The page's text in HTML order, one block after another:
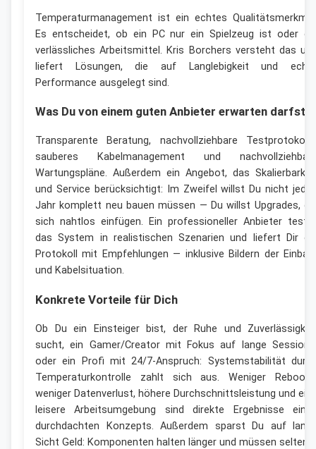
Temperaturmanagement ist ein echtes
Es entscheidet, ob ein PC nur ein Spielzeug ist oder
verlässliches Arbeitsmittel. Kris Borchers versteht das
liefert Lösungen, die auf Langlebigkeit und
Performance ausgelegt sind.
Was Du von einem guten Anbieter erwarten darfst
Transparente Beratung, nachvollziehbare
sauberes Kabelmanagement und
Wartungspläne. Außerdem ein Angebot, das
und Service berücksichtigt: Im Zweifel willst Du nicht
Jahr komplett neu bauen müssen — Du willst Upgrades,
sich nahtlos einfügen. Ein professioneller Anbieter
das System in realistischen Szenarien und liefert Dir
Protokoll mit Empfehlungen — inklusive Bildern der
und Kabelsituation.
Konkrete Vorteile für Dich
Ob Du ein Einsteiger bist, der Ruhe und
sucht, ein Gamer/Creator mit Fokus auf lange
oder ein Profi mit 24/7-Anspruch: Systemstabilität
Temperaturkontrolle zahlt sich aus. Weniger
weniger Datenverlust, höhere Durchschnittsleistung und
leisere Arbeitsumgebung sind direkte Ergebnisse
durchdachten Konzepts. Außerdem sparst Du auf
Sicht Geld: Komponenten halten länger und müssen